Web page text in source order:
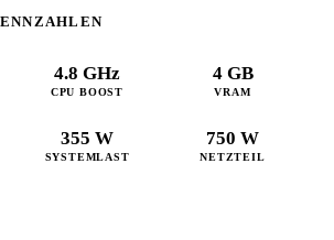
4.8 GHz
CPU BOOST
4 GB
VRAM
355 W
SYSTEMLAST
750 W
NETZTEIL